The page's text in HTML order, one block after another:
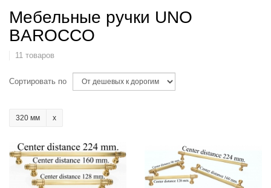
Мебельные ручки UNO
BAROCCO
11 товаров
Сортировать по
320 мм